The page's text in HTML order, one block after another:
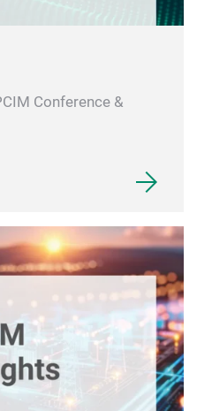
Conference &